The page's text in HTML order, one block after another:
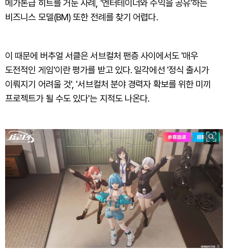
메가톤급 히트를 거둔 사례, '엔터테이너와 수익을 공유'하는
비즈니스 모델(BM) 또한 전례를 찾기 어렵다.
이 때문에 버추얼 서클은 서브컬처 팬층 사이에서도 '매우
도전적인 게임'이란 평가를 받고 있다. 일각에선 '정식 출시가
이뤄지기 어려울 것', '서브컬처 분야 경력자 확보를 위한 미끼
프로젝트가 될 수도 있다'는 지적도 나온다.